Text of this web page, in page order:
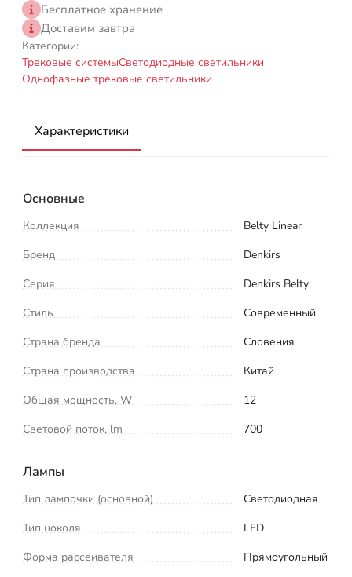
Бесплатное хранение
Доставим завтра
Категории:
Трековые системыСветодиодные светильники
Однофазные трековые светильники
Характеристики
Основные
Коллекция
Belty Linear
Бренд
Denkirs
Серия
Denkirs Belty
Стиль
Современный
Страна бренда
Словения
Страна производства
Китай
Общая мощность, W
12
Световой поток, lm
700
Лампы
Тип лампочки (основной)
Светодиодная
Тип цоколя
LED
Форма рассеивателя
Прямоугольный